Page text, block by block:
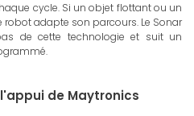
cycle. Si un objet flottant ou un
adapte son parcours. Le Sonar
de cette technologie et suit un
de Maytronics